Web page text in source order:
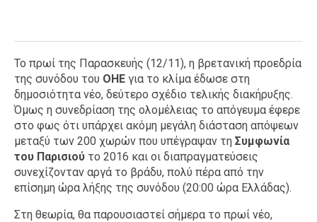
Το πρωί της Παρασκευής (12/11), η βρετανική προεδρία
της συνόδου του ΟΗΕ για το κλίμα έδωσε στη
δημοσιότητα νέο, δεύτερο σχέδιο τελικής διακήρυξης.
Όμως η συνεδρίαση της ολομέλειας το απόγευμα έφερε
στο φως ότι υπάρχει ακόμη μεγάλη διάσταση απόψεων
μεταξύ των 200 χωρών που υπέγραψαν τη Συμφωνία
του Παρισιού το 2016 και οι διαπραγματεύσεις
συνεχίζονταν αργά το βράδυ, πολύ πέρα από την
επίσημη ώρα λήξης της συνόδου (20:00 ώρα Ελλάδας).
Στη θεωρία, θα παρουσιαστεί σήμερα το πρωί νέο,